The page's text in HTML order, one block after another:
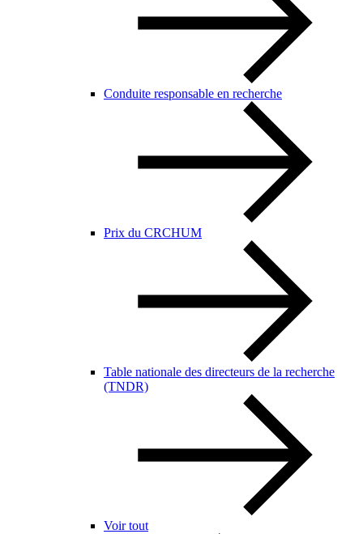
Conduite responsable en recherche
Prix du CRCHUM
Table nationale des directeurs de la recherche
(TNDR)
Voir tout